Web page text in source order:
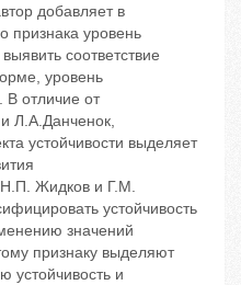
добавляет в
признака уровень
соответствие
уровень
В отличие от
Л.А.Данченок,
устойчивости выделяет
Жидков и Г.М.
устойчивость
значений
признаку выделяют
устойчивость и